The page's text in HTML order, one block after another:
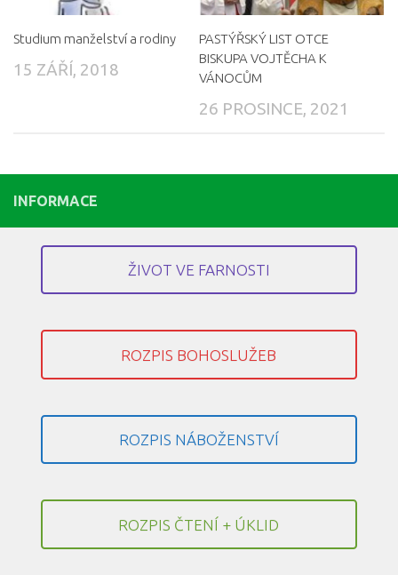
Studium manželství a rodiny
15 ZÁŘÍ, 2018
PASTÝŘSKÝ LIST OTCE
BISKUPA VOJTĚCHA K
VÁNOCŮM
26 PROSINCE, 2021
INFORMACE
ŽIVOT VE FARNOSTI
ROZPIS BOHOSLUŽEB
ROZPIS NÁBOŽENSTVÍ
ROZPIS ČTENÍ + ÚKLID